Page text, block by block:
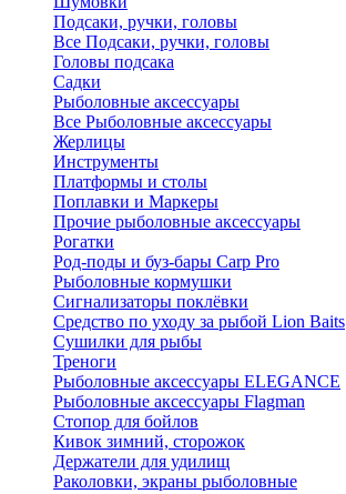
Подсаки, ручки, головы
Все Подсаки, ручки, головы
Головы подсака
Садки
Рыболовные аксессуары
Все Рыболовные аксессуары
Жерлицы
Инструменты
Платформы и столы
Поплавки и Маркеры
Прочие рыболовные аксессуары
Рогатки
Род-поды и буз-бары Carp Pro
Рыболовные кормушки
Сигнализаторы поклёвки
Средство по уходу за рыбой Lion Baits
Сушилки для рыбы
Треноги
Рыболовные аксессуары ELEGANCE
Рыболовные аксессуары Flagman
Стопор для бойлов
Кивок зимний, сторожок
Держатели для удилищ
Раколовки, экраны рыболовные